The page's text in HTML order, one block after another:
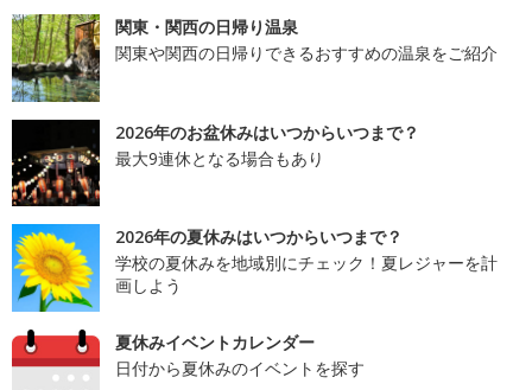
関東・関西の日帰り温泉
関東や関西の日帰りできるおすすめの温泉をご紹介
2026年のお盆休みはいつからいつまで？
最大9連休となる場合もあり
2026年の夏休みはいつからいつまで？
学校の夏休みを地域別にチェック！夏レジャーを計
画しよう
夏休みイベントカレンダー
日付から夏休みのイベントを探す